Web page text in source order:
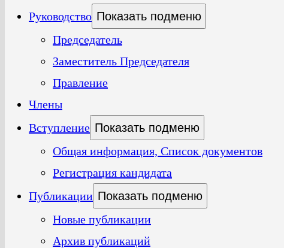
Руководство Показать подменю
Председатель
Заместитель Председателя
Правление
Члены
Вступление Показать подменю
Общая информация, Список документов
Регистрация кандидата
Публикации Показать подменю
Новые публикации
Архив публикаций